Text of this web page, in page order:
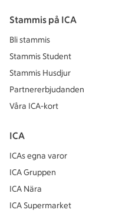
Stammis på ICA
Bli stammis
Stammis Student
Stammis Husdjur
Partnererbjudanden
Våra ICA-kort
ICA
ICAs egna varor
ICA Gruppen
ICA Nära
ICA Supermarket